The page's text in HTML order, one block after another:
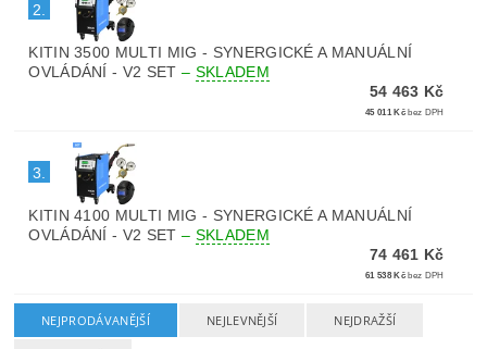
2.
KITIN 3500 MULTI MIG - SYNERGICKÉ A MANUÁLNÍ
OVLÁDÁNÍ - V2 SET– SKLADEM
54 463 Kč
45 011 Kč bez DPH
3.
KITIN 4100 MULTI MIG - SYNERGICKÉ A MANUÁLNÍ
OVLÁDÁNÍ - V2 SET– SKLADEM
74 461 Kč
61 538 Kč bez DPH
NEJPRODÁVANĚJŠÍ NEJLEVNĚJŠÍ NEJDRAŽŠÍ